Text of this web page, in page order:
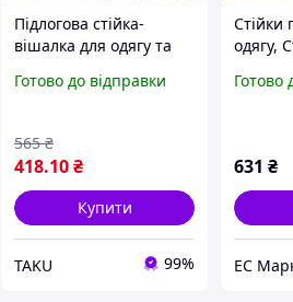
Підлогова стійка-
вішалка для одягу та
Готово до відправки
418.10₴
565 ₴
Купити
TAKU 99%
Стійки
одягу,
Готово
631 ₴
EС